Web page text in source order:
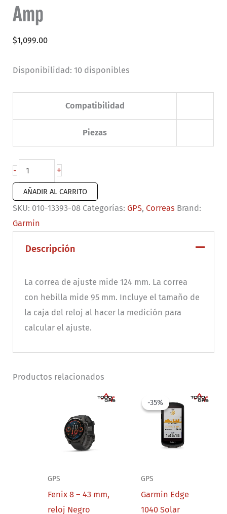
Amp
$1,099.00
Disponibilidad: 10 disponibles
Compatibilidad
Piezas
-
Correas
de
reloj
QuickFit®
26
amarilla/grafito
cantidad
+
AÑADIR AL CARRITO
SKU: 010-13393-08 Categorías: GPS, Correas Brand:
Garmin
Descripción
La correa de ajuste mide 124 mm. La correa
con hebilla mide 95 mm. Incluye el tamaño de
la caja del reloj al hacer la medición para
calcular el ajuste.
Productos relacionados
GPS
Fenix 8 – 43 mm,
reloj Negro
-35%
-35%
GPS
Garmin Edge
1040 Solar